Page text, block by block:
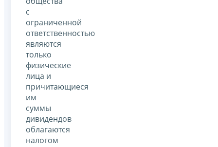
с
ограниченной
ответственностью
являются
только
физические
лица и
причитающиеся
им
суммы
дивидендов
облагаются
налогом